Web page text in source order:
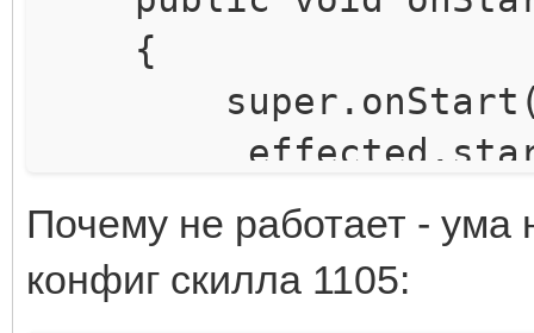
{
}
@Override
Почему не работает - ума
конфиг скилла 1105: